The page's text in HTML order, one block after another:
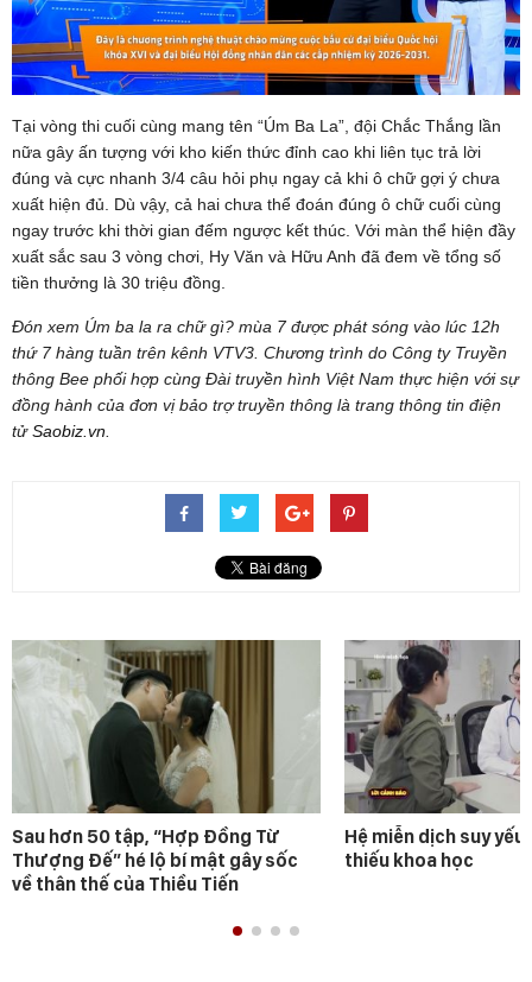
Tại vòng thi cuối cùng mang tên “Úm Ba La”, đội Chắc Thắng lần
nữa gây ấn tượng với kho kiến thức đỉnh cao khi liên tục trả lời
đúng và cực nhanh 3/4 câu hỏi phụ ngay cả khi ô chữ gợi ý chưa
xuất hiện đủ. Dù vậy, cả hai chưa thể đoán đúng ô chữ cuối cùng
ngay trước khi thời gian đếm ngược kết thúc. Với màn thể hiện đầy
xuất sắc sau 3 vòng chơi, Hy Văn và Hữu Anh đã đem về tổng số
tiền thưởng là 30 triệu đồng.
Đón xem Úm ba la ra chữ gì? mùa 7 được phát sóng vào lúc 12h
thứ 7 hàng tuần trên kênh VTV3. Chương trình do Công ty Truyền
thông Bee phối hợp cùng Đài truyền hình Việt Nam thực hiện với sự
đồng hành của đơn vị bảo trợ truyền thông là trang thông tin điện
tửSaobiz.vn
Sau hơn 50 tập, “Hợp Đồng Từ
Thượng Đế” hé lộ bí mật gây sốc
về thân thế của Thiều Tiến
Hệ miễn dịch suy
thiếu khoa học